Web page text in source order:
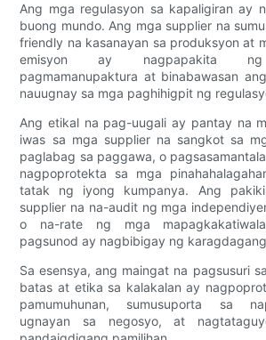
Ang mga regulasyon sa kapaligiran ay
buong mundo. Ang mga supplier na
friendly na kasanayan sa produksyon at
emisyon ay nagpapakita ng
pagmamanupaktura at binabawasan
nauugnay sa mga paghihigpit ng
Ang etikal na pag-uugali ay pantay na
iwas sa mga supplier na sangkot sa
paglabag sa paggawa, o
nagpoprotekta sa mga
tatak ng iyong kumpanya. Ang
supplier na na-audit ng mga
o na-rate ng mga
pagsunod ay nagbibigay ng
Sa esensya, ang maingat na pagsusuri
batas at etika sa kalakalan ay
pamumuhunan, sumusuporta sa
ugnayan sa negosyo, at